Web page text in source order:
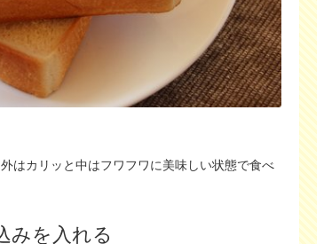
はカリッと中はフワフワに美味しい状態で食べ
みを入れる